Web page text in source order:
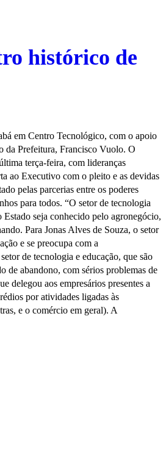
histórico de
em Centro Tecnológico, com o apoio
da Prefeitura, Francisco Vuolo. O
terça-feira, com lideranças
ao Executivo com o pleito e as devidas
pelas parcerias entre os poderes
para todos. “O setor de tecnologia
seja conhecido pelo agronegócio,
Para Jonas Alves de Souza, o setor
e se preocupa com a
de tecnologia e educação, que são
de abandono, com sérios problemas de
delegou aos empresários presentes a
por atividades ligadas às
e o comércio em geral). A